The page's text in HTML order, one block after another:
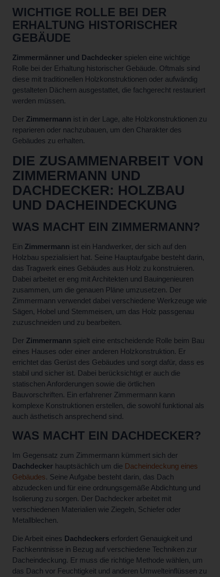
WICHTIGE ROLLE BEI DER
ERHALTUNG HISTORISCHER
GEBÄUDE
Zimmermänner und Dachdecker spielen eine wichtige
Rolle bei der Erhaltung historischer Gebäude. Oftmals sind
diese mit traditionellen Holzkonstruktionen oder aufwändig
gestalteten Dächern ausgestattet, die fachgerecht restauriert
werden müssen.
Der Zimmermann ist in der Lage, alte Holzkonstruktionen zu
reparieren oder nachzubauen, um den Charakter des
Gebäudes zu erhalten.
DIE ZUSAMMENARBEIT VON
ZIMMERMANN UND
DACHDECKER: HOLZBAU
UND DACHEINDECKUNG
WAS MACHT EIN ZIMMERMANN?
Ein Zimmermann ist ein Handwerker, der sich auf den
Holzbau spezialisiert hat. Seine Hauptaufgabe besteht darin,
das Tragwerk eines Gebäudes aus Holz zu konstruieren.
Dabei arbeitet er eng mit Architekten und Bauingenieuren
zusammen, um die genauen Pläne umzusetzen. Der
Zimmermann verwendet dabei verschiedene Werkzeuge wie
Sägen, Hobel und Stemmeisen, um das Holz passgenau
zuzuschneiden und zu bearbeiten.
Der Zimmermann spielt eine entscheidende Rolle beim Bau
eines Hauses oder einer anderen Holzkonstruktion. Er
errichtet das Gerüst des Gebäudes und sorgt dafür, dass es
stabil und sicher ist. Dabei berücksichtigt er auch die
statischen Anforderungen sowie die örtlichen
Bauvorschriften. Ein erfahrener Zimmermann kann
komplexe Konstruktionen erstellen, die sowohl funktional als
auch ästhetisch ansprechend sind.
WAS MACHT EIN DACHDECKER?
Im Gegensatz zum Zimmermann kümmert sich der
Dachdecker hauptsächlich um die Dacheindeckung eines
Gebäudes. Seine Aufgabe besteht darin, das Dach
abzudecken und für eine ordnungsgemäße Abdichtung und
Isolierung zu sorgen. Der Dachdecker arbeitet mit
verschiedenen Materialien wie Ziegeln, Schiefer oder
Metallblechen.
Die Arbeit eines Dachdeckers erfordert Genauigkeit und
Fachkenntnisse in Bezug auf verschiedene Techniken zur
Dacheindeckung. Er muss die richtige Methode wählen, um
das Dach vor Feuchtigkeit und anderen Umwelteinflüssen zu